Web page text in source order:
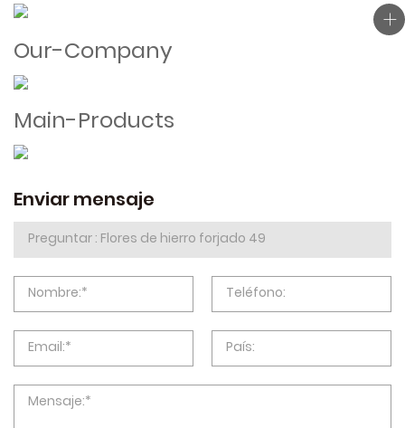
Our-Company
Main-Products
Enviar mensaje